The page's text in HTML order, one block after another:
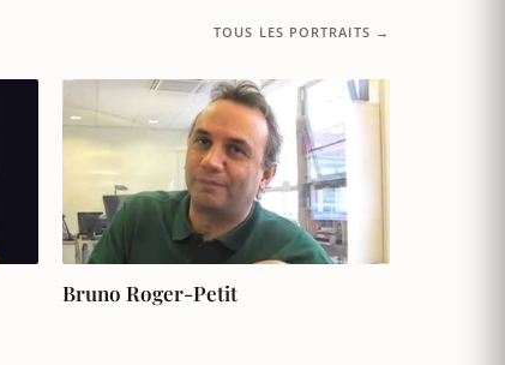
TOUS LES PORTRAITS →
Bruno Roger-Petit